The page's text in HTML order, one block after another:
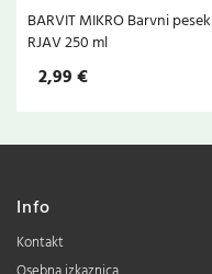
BARVIT MIKRO Barvni pesek
RJAV 250 ml
2,99 €
Info
Kontakt